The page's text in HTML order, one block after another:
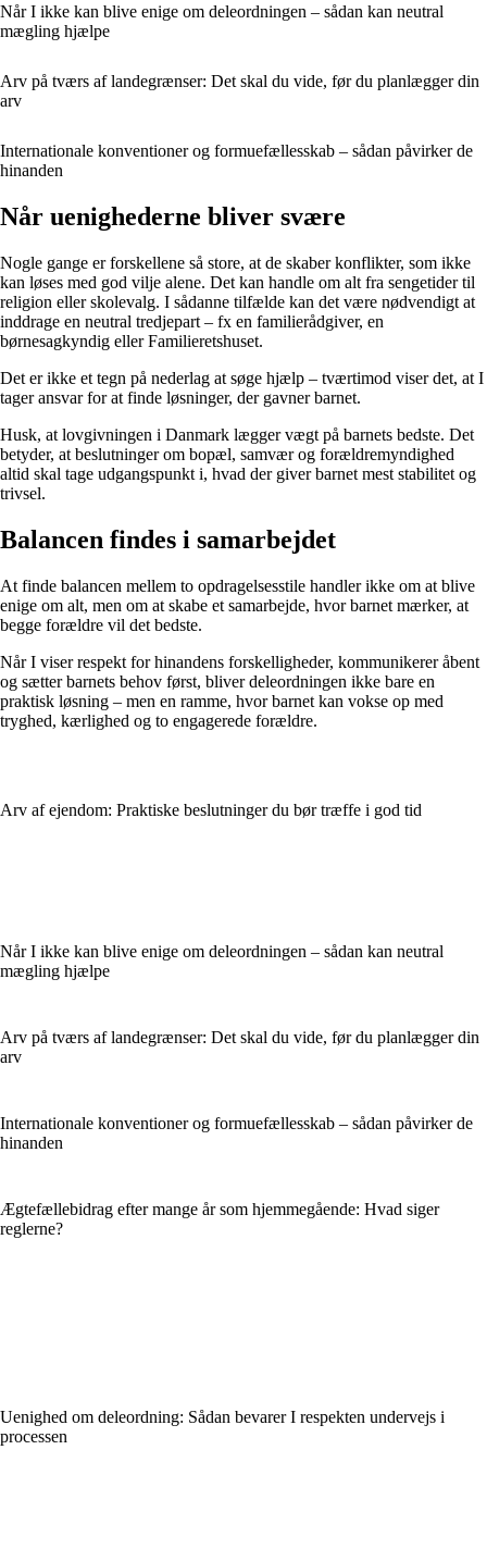
Når I ikke kan blive enige om deleordningen – sådan kan neutral
mægling hjælpe
Arv på tværs af landegrænser: Det skal du vide, før du planlægger din
arv
Internationale konventioner og formuefællesskab – sådan påvirker de
hinanden
Når uenighederne bliver svære
Nogle gange er forskellene så store, at de skaber konflikter, som ikke
kan løses med god vilje alene. Det kan handle om alt fra sengetider til
religion eller skolevalg. I sådanne tilfælde kan det være nødvendigt at
inddrage en neutral tredjepart – fx en familierådgiver, en
børnesagkyndig eller Familieretshuset.
Det er ikke et tegn på nederlag at søge hjælp – tværtimod viser det, at I
tager ansvar for at finde løsninger, der gavner barnet.
Husk, at lovgivningen i Danmark lægger vægt på barnets bedste. Det
betyder, at beslutninger om bopæl, samvær og forældremyndighed
altid skal tage udgangspunkt i, hvad der giver barnet mest stabilitet og
trivsel.
Balancen findes i samarbejdet
At finde balancen mellem to opdragelsesstile handler ikke om at blive
enige om alt, men om at skabe et samarbejde, hvor barnet mærker, at
begge forældre vil det bedste.
Når I viser respekt for hinandens forskelligheder, kommunikerer åbent
og sætter barnets behov først, bliver deleordningen ikke bare en
praktisk løsning – men en ramme, hvor barnet kan vokse op med
tryghed, kærlighed og to engagerede forældre.
Arv af ejendom: Praktiske beslutninger du bør træffe i god tid
Når I ikke kan blive enige om deleordningen – sådan kan neutral
mægling hjælpe
Arv på tværs af landegrænser: Det skal du vide, før du planlægger din
arv
Internationale konventioner og formuefællesskab – sådan påvirker de
hinanden
Ægtefællebidrag efter mange år som hjemmegående: Hvad siger
reglerne?
Uenighed om deleordning: Sådan bevarer I respekten undervejs i
processen